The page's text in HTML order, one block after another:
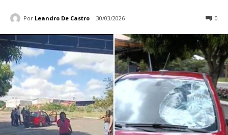
Por Leandro De Castro 30/03/2026 0